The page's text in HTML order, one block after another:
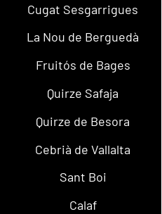
Cugat Sesgarrigues
La Nou de Berguedà
Fruitós de Bages
Quirze Safaja
Quirze de Besora
Cebrià de Vallalta
Sant Boi
Calaf